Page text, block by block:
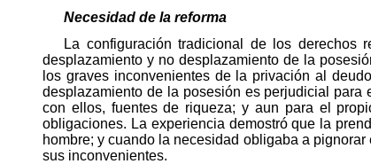
Necesidad de la reforma
La configuración tradicional de los
desplazamiento y no desplazamiento de la
los graves inconvenientes de la privación al
desplazamiento de la posesión es perjudicial
con ellos, fuentes de riqueza; y aun para el
obligaciones. La experiencia demostró que la
hombre; y cuando la necesidad obligaba a
sus inconvenientes.